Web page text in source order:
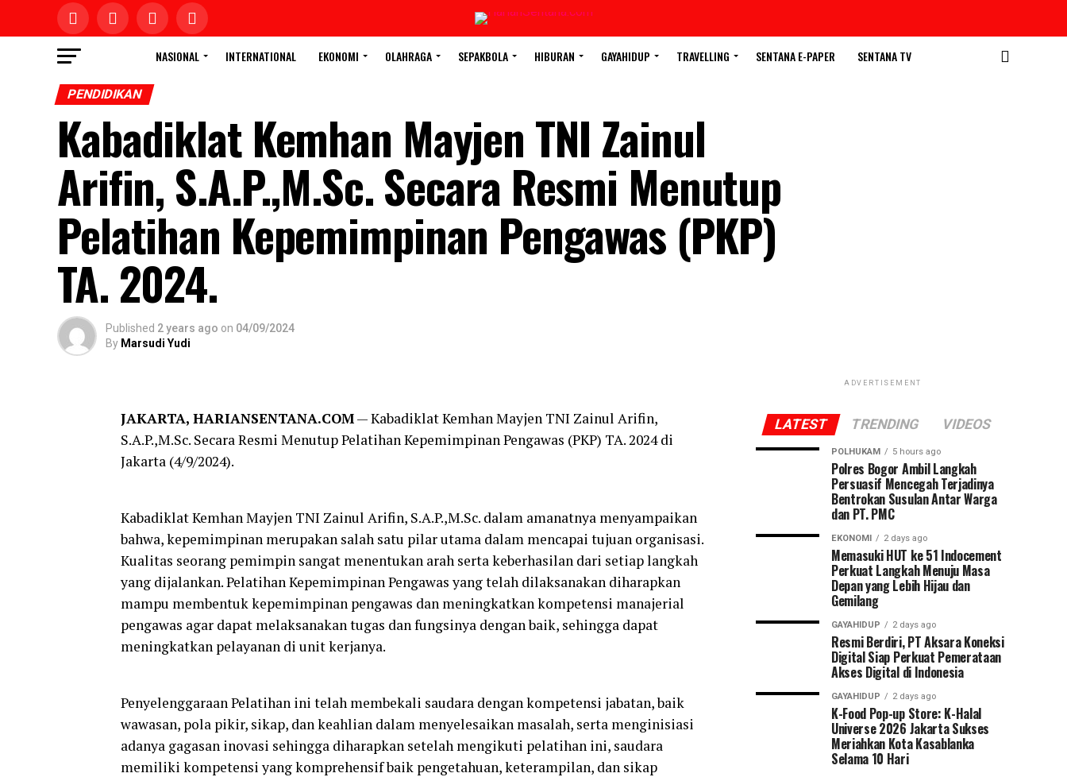
NASIONAL INTERNATIONAL EKONOMI OLAHRAGA SEPAKBOLA HIBURAN GAYAHIDUP TRAVELLING SENTANA E-PAPER SENTANA TV
PENDIDIKAN
Kabadiklat Kemhan Mayjen TNI Zainul
Arifin, S.A.P.,M.Sc. Secara Resmi Menutup
Pelatihan Kepemimpinan Pengawas (PKP)
TA. 2024.
Published 2 years ago on 04/09/2024
By Marsudi Yudi
JAKARTA, HARIANSENTANA.COM— Kabadiklat Kemhan Mayjen TNI Zainul Arifin,
S.A.P.,M.Sc. Secara Resmi Menutup Pelatihan Kepemimpinan Pengawas (PKP) TA. 2024 di
Jakarta (4/9/2024).
Kabadiklat Kemhan Mayjen TNI Zainul Arifin, S.A.P.,M.Sc. dalam amanatnya menyampaikan
bahwa, kepemimpinan merupakan salah satu pilar utama dalam mencapai tujuan organisasi.
Kualitas seorang pemimpin sangat menentukan arah serta keberhasilan dari setiap langkah
yang dijalankan. Pelatihan Kepemimpinan Pengawas yang telah dilaksanakan diharapkan
mampu membentuk kepemimpinan pengawas dan meningkatkan kompetensi manajerial
pengawas agar dapat melaksanakan tugas dan fungsinya dengan baik, sehingga dapat
meningkatkan pelayanan di unit kerjanya.
Penyelenggaraan Pelatihan ini telah membekali saudara dengan kompetensi jabatan, baik
wawasan, pola pikir, sikap, dan keahlian dalam menyelesaikan masalah, serta menginisiasi
adanya gagasan inovasi sehingga diharapkan setelah mengikuti pelatihan ini, saudara
memiliki kompetensi yang komprehensif baik pengetahuan, keterampilan, dan sikap
ADVERTISEMENT
LATEST TRENDING VIDEOS
POLHUKAM 5 hours ago
Polres Bogor Ambil Langkah
Persuasif Mencegah Terjadinya
Bentrokan Susulan Antar Warga
dan PT. PMC
EKONOMI 2 days ago
Memasuki HUT ke 51 Indocement
Perkuat Langkah Menuju Masa
Depan yang Lebih Hijau dan
Gemilang
GAYAHIDUP 2 days ago
Resmi Berdiri, PT Aksara Koneksi
Digital Siap Perkuat Pemerataan
Akses Digital di Indonesia
GAYAHIDUP 2 days ago
K-Food Pop-up Store: K-Halal
Universe 2026 Jakarta Sukses
Meriahkan Kota Kasablanka
Selama 10 Hari